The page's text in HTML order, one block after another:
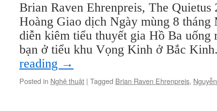
Brian Raven Ehrenpreis, The Quietus
Hoàng Giao dịch Ngày mùng 8 tháng
diễn kiêm tiểu thuyết gia Hồ Ba
bạn ở tiểu khu Vọng Kinh ở Bắc
reading →
Posted in Nghệ thuật | Tagged Brian Raven Ehrenpreis,